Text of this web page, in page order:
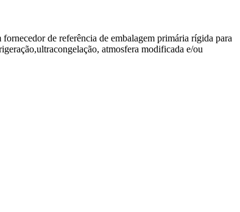
de referência de embalagem primária rígida para
atmosfera modificada e/ou